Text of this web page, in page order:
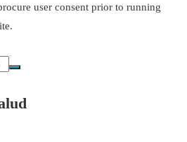
user consent prior to running